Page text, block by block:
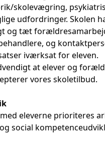
skolevægring,
udfordringer. Skolen
og tæt
og
iværksat for eleven.
at elever og
vores skoletilbud.
eleverne prioriteres
social